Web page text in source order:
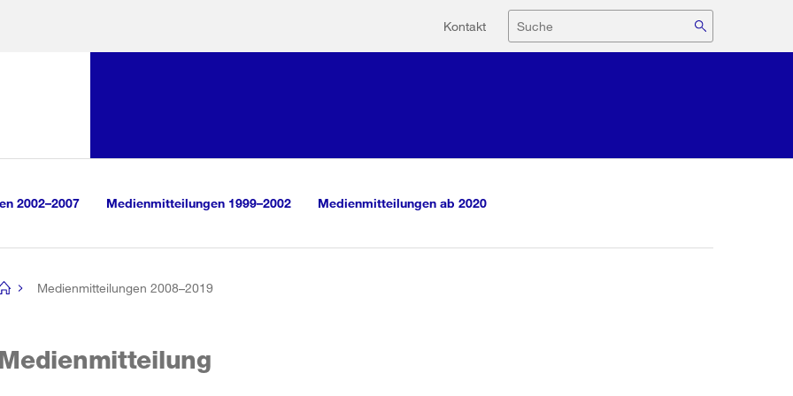
Hilfsnavigation
Kontakt Suche
2002–2007 Medienmitteilungen 1999–2002 Medienmitteilungen ab 2020
Medienmitteilungen 2008–2019